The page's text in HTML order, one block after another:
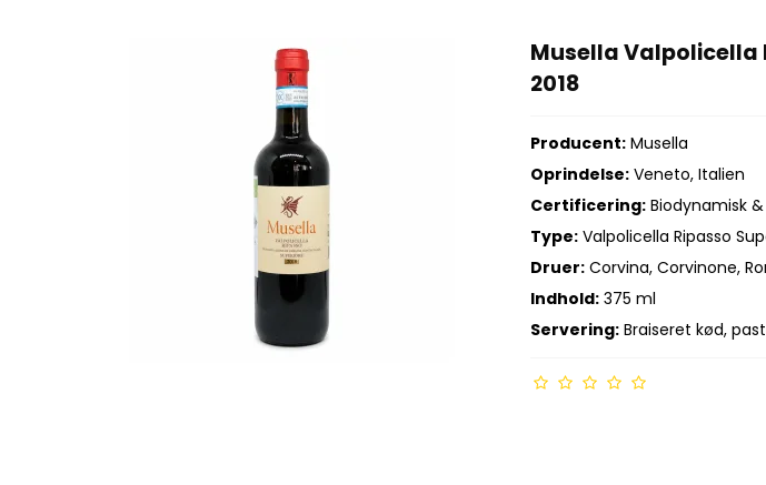
Musella Valpolicella
2018
Producent: Musella
Oprindelse: Veneto, Italien
Certificering: Biodynamisk
Type: Valpolicella Ripasso
Druer: Corvina, Corvinone,
Indhold: 375 ml
Servering: Braiseret kød,